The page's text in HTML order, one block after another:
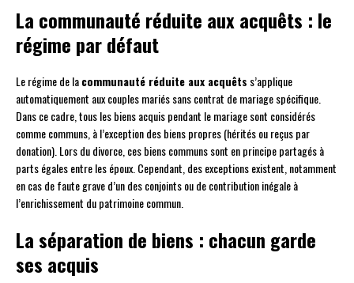
La communauté réduite aux acquêts : le
régime par défaut
Le régime de lacommunauté réduite aux acquêts s’applique
automatiquement aux couples mariés sans contrat de mariage spécifique.
Dans ce cadre, tous les biens acquis pendant le mariage sont considérés
comme communs, à l’exception des biens propres (hérités ou reçus par
donation). Lors du divorce, ces biens communs sont en principe partagés à
parts égales entre les époux. Cependant, des exceptions existent, notamment
en cas de faute grave d’un des conjoints ou de contribution inégale à
l’enrichissement du patrimoine commun.
La séparation de biens : chacun garde
ses acquis